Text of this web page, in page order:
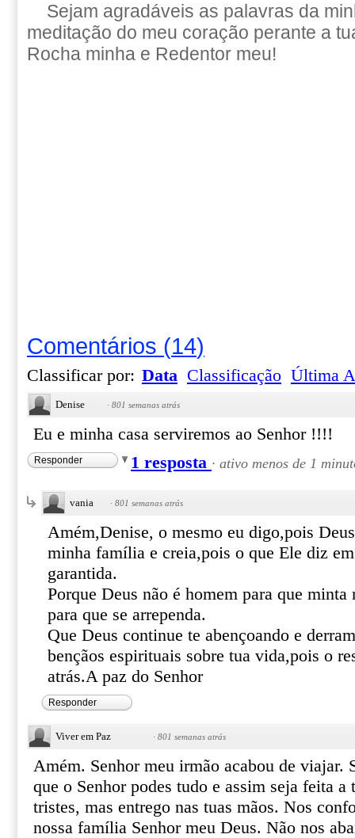
Sejam agradáveis as palavras da
meditação do meu coração perante a
Rocha minha e Redentor meu!
Comentários (14)
Classificar por: Data Classificação Última
Denise · 801 semanas atrás
Eu e minha casa serviremos ao Senhor !!!!
Responder 1 resposta · ativo menos de 1
vania · 801 semanas atrás
Amém,Denise, o mesmo eu digo,pois
minha família e creia,pois o que Ele diz
garantida.
Porque Deus não é homem para que
para que se arrependa.
Que Deus continue te abençoando e
bençãos espirituais sobre tua vida,pois o
atrás.A paz do Senhor
Responder
Viver em Paz · 801 semanas atrás
Amém. Senhor meu irmão acabou de viajar.
que o Senhor podes tudo e assim seja feita a
tristes, mas entrego nas tuas mãos. Nos
nossa família Senhor meu Deus. Não nos